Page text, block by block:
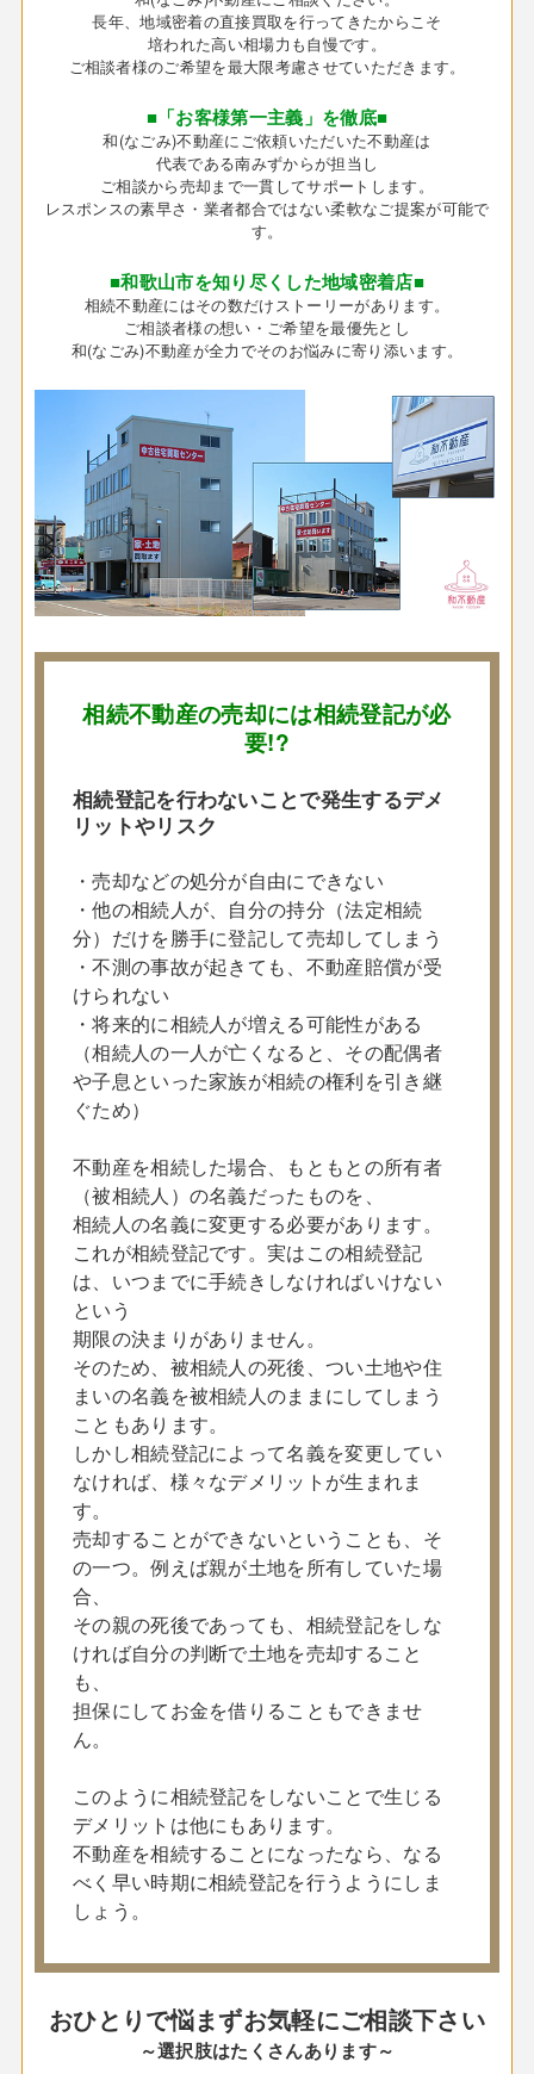
長年、地域密着の直接買取を行ってきたからこそ
培われた高い相場力も自慢です。
ご相談者様のご希望を最大限考慮させていただきます。
■「お客様第一主義」を徹底■
和(なごみ)不動産にご依頼いただいた不動産は
代表である南みずからが担当し
ご相談から売却まで一貫してサポートします。
レスポンスの素早さ・業者都合ではない柔軟なご提案が可能で
す。
■和歌山市を知り尽くした地域密着店■
相続不動産にはその数だけストーリーがあります。
ご相談者様の想い・ご希望を最優先とし
和(なごみ)不動産が全力でそのお悩みに寄り添います。
相続不動産の売却には相続登記が必
要!?
相続登記を行わないことで発生するデメ
リットやリスク
・売却などの処分が自由にできない
・他の相続人が、自分の持分（法定相続
分）だけを勝手に登記して売却してしまう
・不測の事故が起きても、不動産賠償が受
けられない
・将来的に相続人が増える可能性がある
（相続人の一人が亡くなると、その配偶者
や子息といった家族が相続の権利を引き継
ぐため）
不動産を相続した場合、もともとの所有者
（被相続人）の名義だったものを、
相続人の名義に変更する必要があります。
これが相続登記です。実はこの相続登記
は、いつまでに手続きしなければいけない
という
期限の決まりがありません。
そのため、被相続人の死後、つい土地や住
まいの名義を被相続人のままにしてしまう
こともあります。
しかし相続登記によって名義を変更してい
なければ、様々なデメリットが生まれま
す。
売却することができないということも、そ
の一つ。例えば親が土地を所有していた場
合、
その親の死後であっても、相続登記をしな
ければ自分の判断で土地を売却すること
も、
担保にしてお金を借りることもできませ
ん。
このように相続登記をしないことで生じる
デメリットは他にもあります。
不動産を相続することになったなら、なる
べく早い時期に相続登記を行うようにしま
しょう。
おひとりで悩まずお気軽にご相談下さい
～選択肢はたくさんあります～